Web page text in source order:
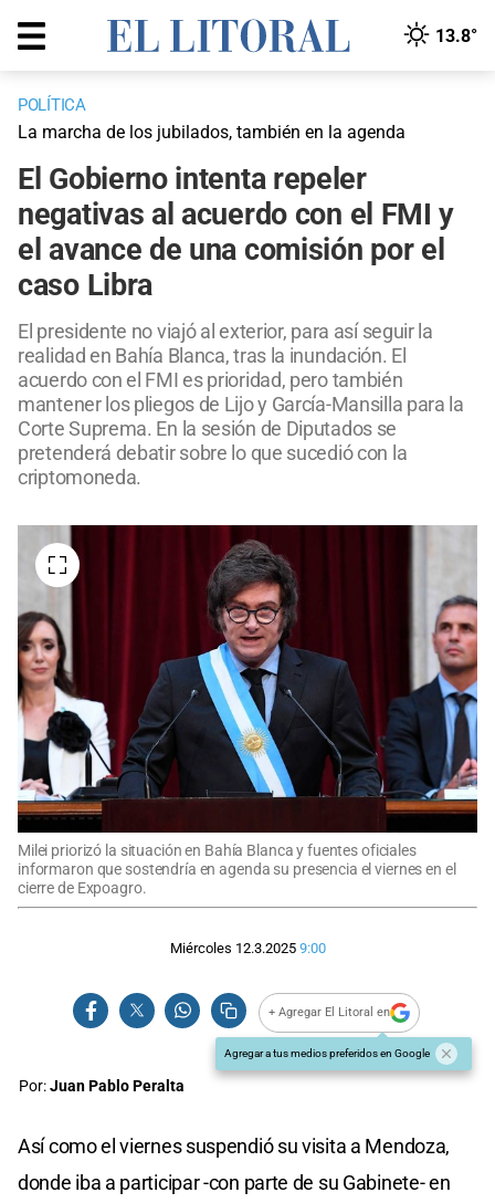
13.8°
POLÍTICA
La marcha de los jubilados, también en la agenda
El Gobierno intenta repeler
negativas al acuerdo con el FMI y
el avance de una comisión por el
caso Libra
El presidente no viajó al exterior, para así seguir la
realidad en Bahía Blanca, tras la inundación. El
acuerdo con el FMI es prioridad, pero también
mantener los pliegos de Lijo y García-Mansilla para la
Corte Suprema. En la sesión de Diputados se
pretenderá debatir sobre lo que sucedió con la
criptomoneda.
Milei priorizó la situación en Bahía Blanca y fuentes oficiales
informaron que sostendría en agenda su presencia el viernes en el
cierre de Expoagro.
Miércoles 12.3.2025 9:00
+ Agregar El Litoral en
Agregar a tus medios preferidos en Google
Por:Juan Pablo Peralta
Así como el viernes suspendió su visita a Mendoza,
donde iba a participar -con parte de su Gabinete- en